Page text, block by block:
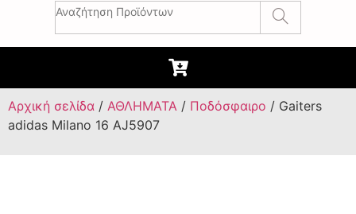
Αρχική σελίδα / ΑΘΛΗΜΑΤΑ / Ποδόσφαιρο / Gaiters
adidas Milano 16 AJ5907